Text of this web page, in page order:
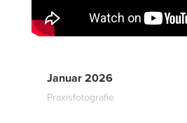
Januar 2026
Praxisfotografie